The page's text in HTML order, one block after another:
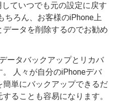
ていつでも元の設定に戻す
ちろん、お客様のiPhone上
ータを削除するのでお勧め
ータバックアップとリカバ
人々が自分のiPhoneデバ
単にバックアップできるだ
ることも容易になります。